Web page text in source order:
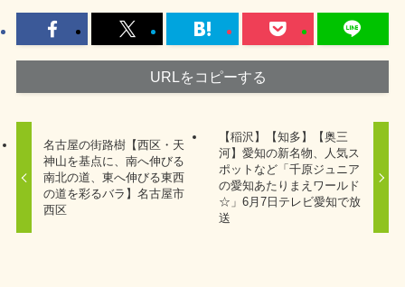
URLをコピーする
名古屋の街路樹【西区・天
神山を基点に、南へ伸びる
南北の道、東へ伸びる東西
の道を彩るバラ】名古屋市
西区
【稲沢】【知多】【奥三
河】愛知の新名物、人気ス
ポットなど「千原ジュニア
の愛知あたりまえワールド
☆」6月7日テレビ愛知で放
送